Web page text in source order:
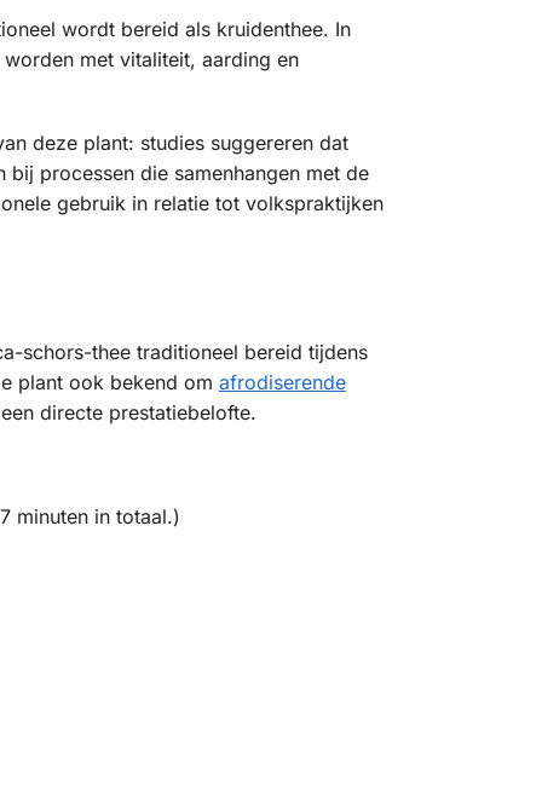
wordt bereid als kruidenthee. In
met vitaliteit, aarding en
deze plant: studies suggereren dat
processen die samenhangen met de
gebruik in relatie tot volkspraktijken
schors-thee traditioneel bereid tijdens
plant ook bekend om afrodiserende
directe prestatiebelofte.
minuten in totaal.)